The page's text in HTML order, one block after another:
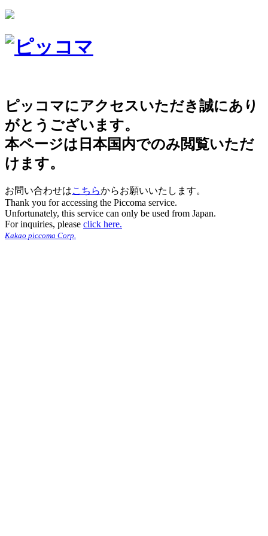
ピッコマにアクセスいただき誠にあり
がとうございます。
本ページは日本国内でのみ閲覧いただ
けます。
お問い合わせはこちらからお願いいたします。
Thank you for accessing the Piccoma service.
Unfortunately, this service can only be used from Japan.
For inquiries, please click here.
Kakao piccoma Corp.